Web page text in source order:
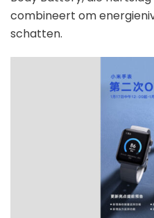
combineert om
schatten.